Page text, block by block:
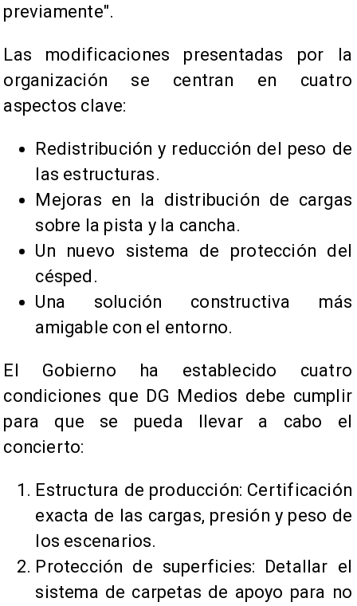
previamente".
Las modificaciones presentadas por la
organización se centran en cuatro
aspectos clave:
Redistribución y reducción del peso de
las estructuras.
Mejoras en la distribución de cargas
sobre la pista y la cancha.
Un nuevo sistema de protección del
césped.
Una solución constructiva más
amigable con el entorno.
El Gobierno ha establecido cuatro
condiciones que DG Medios debe cumplir
para que se pueda llevar a cabo el
concierto:
Estructura de producción: Certificación
exacta de las cargas, presión y peso de
los escenarios.
Protección de superficies: Detallar el
sistema de carpetas de apoyo para no